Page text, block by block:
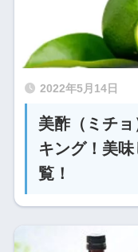
2022年5月14日
美酢（ミチ
キング！美
覧！